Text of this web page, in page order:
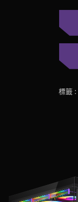
標籤 :